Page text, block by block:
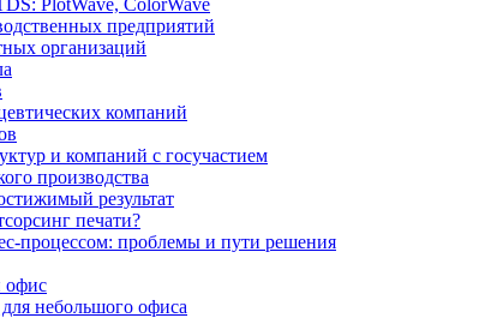
PlotWave, ColorWave
предприятий
организаций
компаний
и компаний с госучастием
производства
результат
печати?
процессом: проблемы и пути решения
офис
небольшого офиса